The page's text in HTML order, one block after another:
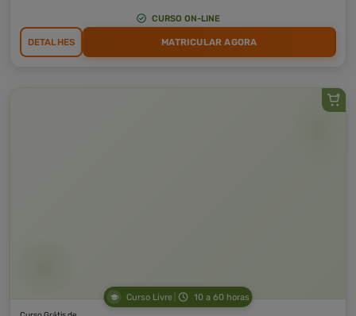
CURSO ON-LINE
DETALHES MATRICULAR AGORA
Curso Livre 10 a 60 horas